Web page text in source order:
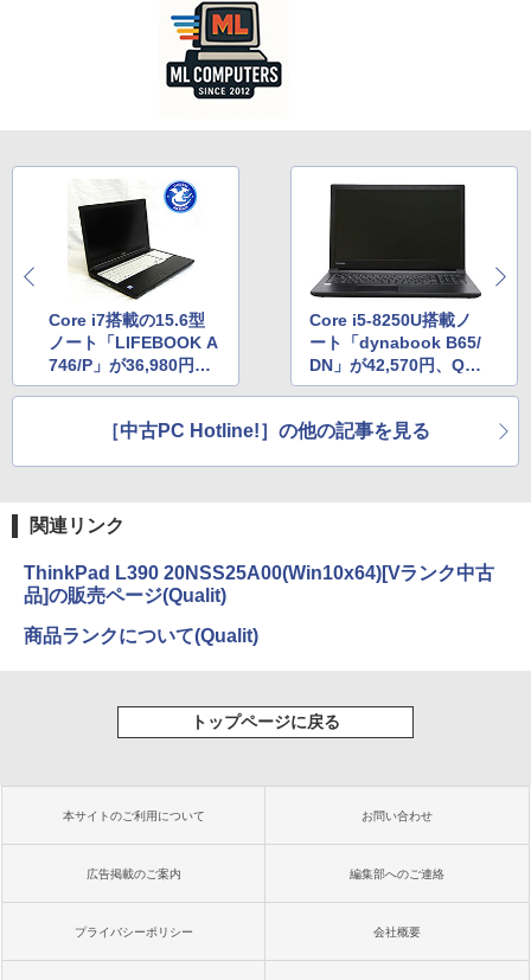
Core i7搭載の15.6型
ノート「LIFEBOOK A
746/P」が36,980円か
ら！パソコン工房通販
Core i5-8250U搭載ノ
ート「dynabook B65/
DN」が42,570円、Qu
alitでVランク品販売中
［中古PC Hotline!］の他の記事を見る
関連リンク
ThinkPad L390 20NSS25A00(Win10x64)[Vランク中古
品]の販売ページ(Qualit)
商品ランクについて(Qualit)
トップページに戻る
本サイトのご利用について お問い合わせ
広告掲載のご案内 編集部へのご連絡
プライバシーポリシー 会社概要